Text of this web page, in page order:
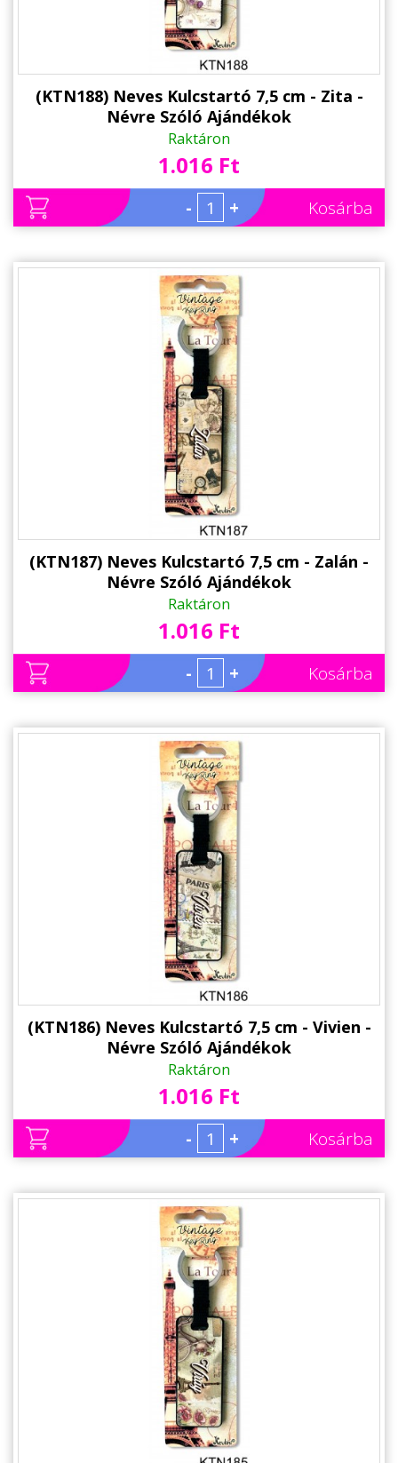
(KTN188) Neves Kulcstartó 7,5 cm - Zita -
Névre Szóló Ajándékok
Raktáron
1.016 Ft
- + Kosárba
(KTN187) Neves Kulcstartó 7,5 cm - Zalán -
Névre Szóló Ajándékok
Raktáron
1.016 Ft
- + Kosárba
(KTN186) Neves Kulcstartó 7,5 cm - Vivien -
Névre Szóló Ajándékok
Raktáron
1.016 Ft
- + Kosárba